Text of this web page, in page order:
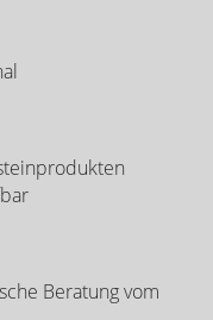
Beratung vom